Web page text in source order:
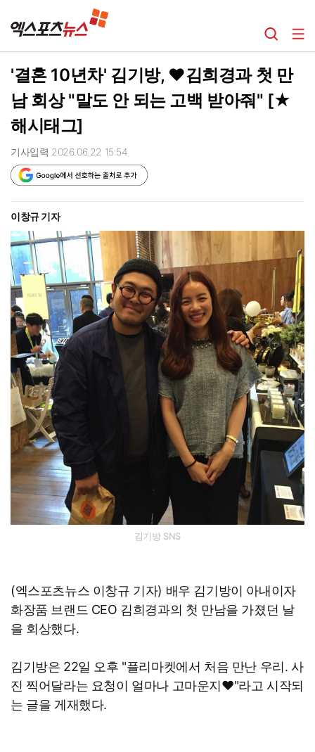
'결혼 10년차' 김기방, ♥김희경과 첫 만
남 회상 "말도 안 되는 고백 받아줘" [★
해시태그]
기사입력 2026.06.22 15:54
이창규 기자
김기방 SNS
(엑스포츠뉴스 이창규 기자) 배우 김기방이 아내이자
화장품 브랜드 CEO 김희경과의 첫 만남을 가졌던 날
을 회상했다.
김기방은 22일 오후 "플리마켓에서 처음 만난 우리. 사
진 찍어달라는 요청이 얼마나 고마운지♥"라고 시작되
는 글을 게재했다.